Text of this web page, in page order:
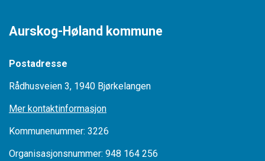
Aurskog-Høland kommune
Postadresse
Rådhusveien 3, 1940 Bjørkelangen
Mer kontaktinformasjon
Kommunenummer: 3226
Organisasjonsnummer: 948 164 256